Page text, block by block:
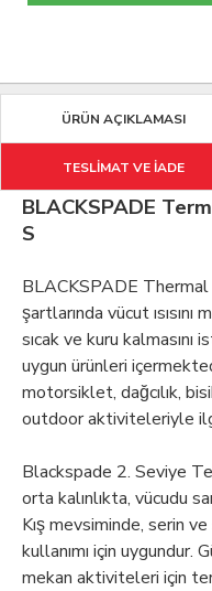
ÜRÜN AÇIKLAMASI
TESLİMAT VE İADE
BLACKSPADE
S
BLACKSPADE
şartlarında vücut
sıcak ve kuru kalmasını
uygun ürünleri
motorsiklet, dağcılık,
outdoor aktiviteleriyle
Blackspade 2. Seviye
orta kalınlıkta, vücudu
Kış mevsiminde, serin
kullanımı için uygundur.
mekan aktiviteleri için